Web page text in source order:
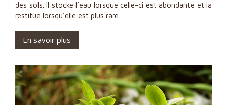
des sols. Il stocke l’eau lorsque celle-ci est abondante et la
restitue lorsqu’elle est plus rare.
En savoir plus